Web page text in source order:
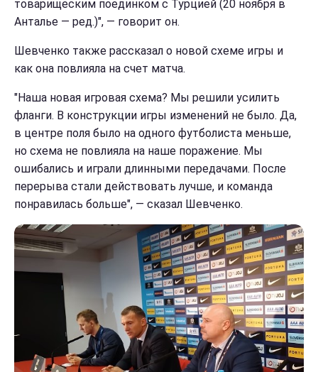
товарищеским поединком с Турцией (20 ноября в
Анталье — ред.)", — говорит он.
Шевченко также рассказал о новой схеме игры и
как она повлияла на счет матча.
"Наша новая игровая схема? Мы решили усилить
фланги. В конструкции игры изменений не было. Да,
в центре поля было на одного футболиста меньше,
но схема не повлияла на наше поражение. Мы
ошибались и играли длинными передачами. После
перерыва стали действовать лучше, и команда
понравилась больше", — сказал Шевченко.